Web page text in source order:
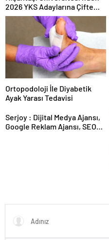
2026 YKS Adaylarına Çifte
Güvence: Sabit Ücret ve
Kesintisiz Burs
Ortopodoloji İle Diyabetik
Ayak Yarası Tedavisi
Serjoy : Dijital Medya Ajansı,
Google Reklam Ajansı, SEO